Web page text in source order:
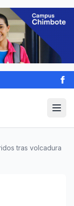
tras volcadura